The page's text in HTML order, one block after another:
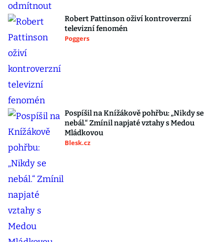
Robert Pattinson oživí kontroverzní
televizní fenomén
Poggers
Pospíšil na Knížákově pohřbu: „Nikdy se
nebál.“ Zmínil napjaté vztahy s Medou
Mládkovou
Blesk.cz